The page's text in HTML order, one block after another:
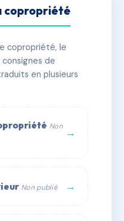
🏗 1 bâtiment(s)
💬 WhatsApp
copropriété
copropriété, le
de
en plusieurs
Non →
Non publié →